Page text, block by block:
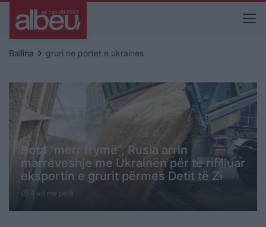
Ballina keyboard_arrow_right gruri ne portet e ukraines
Bota “merr frymë”, Rusia arrin
marrëveshje me Ukrainën për të rifilluar
eksportin e grurit përmes Detit të Zi
schedule 4 vit me parë